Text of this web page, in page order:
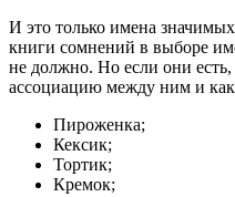
И это только имена
книги сомнений в выборе
не должно. Но если они
ассоциацию между ним и
Пироженка;
Кексик;
Тортик;
Кремок;